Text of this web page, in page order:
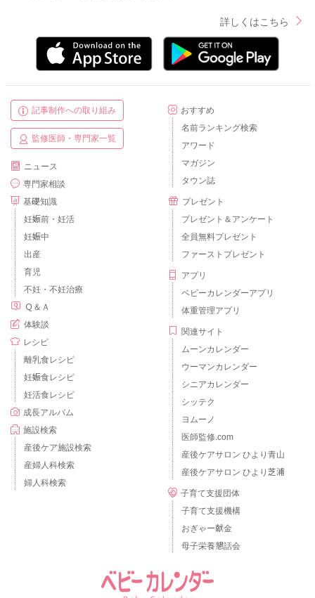
詳しくはこちら
記事制作への取り組み
監修医師・専門家一覧
ニュース
専門家相談
基礎知識
妊娠前・妊活
妊娠中
出産
育児
不妊・不妊治療
Ｑ＆Ａ
体験談
レシピ
離乳食レシピ
妊娠食レシピ
妊活食レシピ
成長アルバム
施設検索
産後ケア施設検索
産婦人科検索
婦人科検索
おすすめ
名前ランキング検索
アワード
マガジン
タウン誌
プレゼント
プレゼント＆アンケート
全員無料プレゼント
ファーストプレゼント
アプリ
ベビーカレンダーアプリ
体重管理アプリ
関連サイト
ムーンカレンダー
ウーマンカレンダー
シニアカレンダー
シッテク
ヨムーノ
医師監修.com
産後ケアサロン ひより青山
産後ケアサロン ひより芝浦
子育て支援団体
子育て支援機構
おぎゃー献金
母子栄養懇話会